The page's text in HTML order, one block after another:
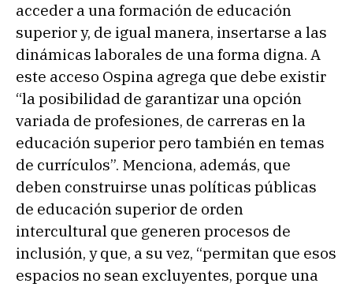
acceder a una formación de educación
superior y, de igual manera, insertarse a las
dinámicas laborales de una forma digna. A
este acceso Ospina agrega que debe existir
“la posibilidad de garantizar una opción
variada de profesiones, de carreras en la
educación superior pero también en temas
de currículos”. Menciona, además, que
deben construirse unas políticas públicas
de educación superior de orden
intercultural que generen procesos de
inclusión, y que, a su vez, “permitan que esos
espacios no sean excluyentes, porque una